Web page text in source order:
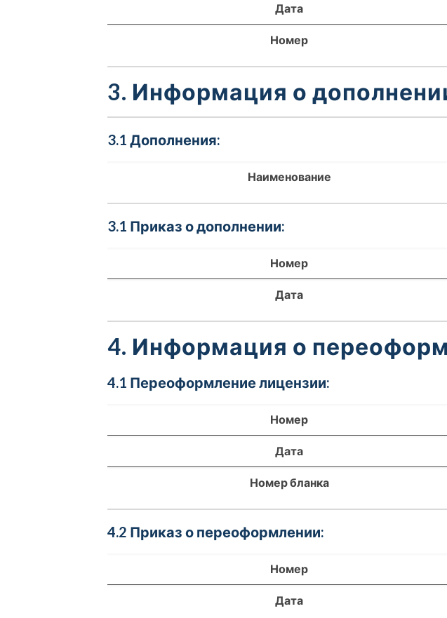
Дата
Номер
3. Информация о
3.1 Дополнения:
Наименование
3.1 Приказ о дополнении:
Номер
Дата
4. Информация о
4.1 Переоформление лицензии:
Номер
Дата
Номер бланка
4.2 Приказ о переоформлении:
Номер
Дата